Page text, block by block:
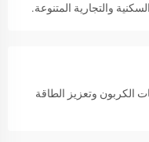
والتجارية المتنوعة.
الكربون وتعزيز الطاقة